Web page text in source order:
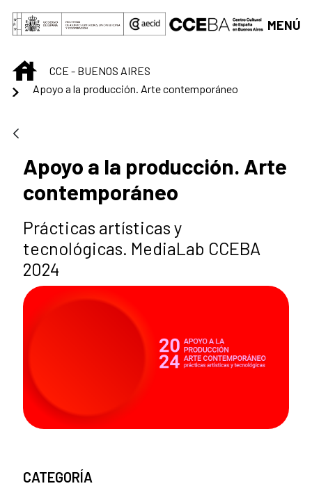
Saltar al contenido principal
MENÚ
INICIOCCE - BUENOS AIRES
Apoyo a la producción. Arte contemporáneo
Apoyo a la producción. Arte
contemporáneo
Prácticas artísticas y
tecnológicas. MediaLab CCEBA
2024
CATEGORÍA